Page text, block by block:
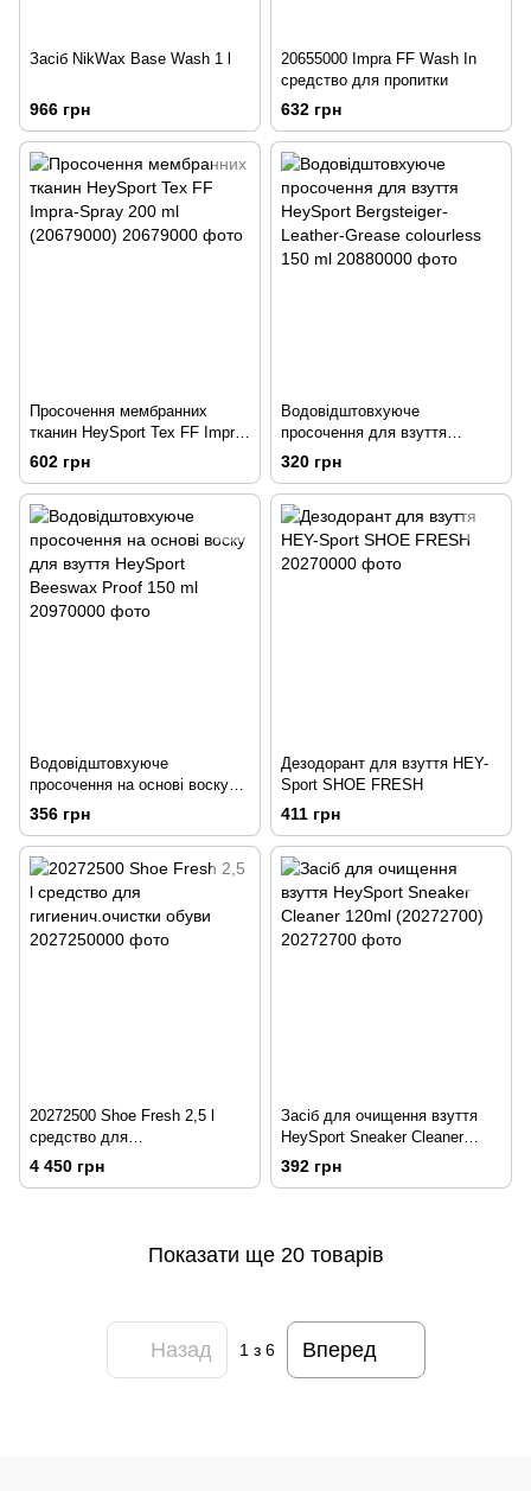
Засіб NikWax Base Wash 1 l
966 грн
20655000 Impra FF Wash In
средство для пропитки
632 грн
Просочення мембранних
тканин HeySport Tex FF Impra-
Spray 200 ml (20679000)
602 грн
Водовідштовхуюче
просочення для взуття
HeySport Bergsteiger-Leather-
Grease colourless 150 ml
320 грн
Водовідштовхуюче
просочення на основі воску
для взуття HeySport Beeswax
Proof 150 ml
356 грн
Дезодорант для взуття HEY-
Sport SHOE FRESH
411 грн
20272500 Shoe Fresh 2,5 l
средство для
гигиенич.очистки обуви
4 450 грн
Засіб для очищення взуття
HeySport Sneaker Cleaner
120ml (20272700)
392 грн
Показати ще 20 товарів
Назад 1з 6 Вперед